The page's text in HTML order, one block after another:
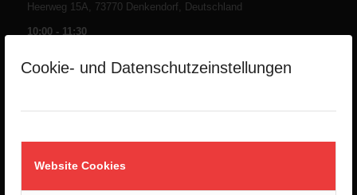
Cookie- und Datenschutzeinstellungen
Website Cookies
Heerweg 15A, 73770 Denkendorf, Deutschland
10:00- 11:30
NEUESTE PREDIGTEN
Die Namen Gottes -Teil1-
2. August 2026